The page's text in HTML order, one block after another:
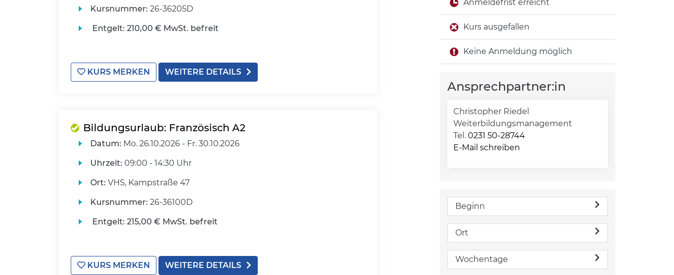
Kursnummer: 26-36205D
Entgelt: 210,00 € MwSt. befreit
KURS MERKEN WEITERE DETAILS
Bildungsurlaub: Französisch A2
Datum: Mo. 26.10.2026 - Fr. 30.10.2026
Uhrzeit: 09:00 - 14:30 Uhr
Ort: VHS, Kampstraße 47
Kursnummer: 26-36100D
Entgelt: 215,00 € MwSt. befreit
KURS MERKEN WEITERE DETAILS
Anmeldefrist erreicht
Kurs ausgefallen
Keine Anmeldung möglich
Ansprechpartner:in
Christopher Riedel
Weiterbildungsmanagement
Tel. 0231 50-28744
E-Mail schreiben
Beginn
Ort
Wochentage